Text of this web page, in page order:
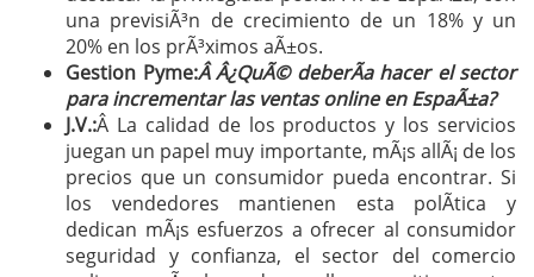
una previsiÃ³n de crecimiento de un 18% y un
20% en los prÃ³ximos aÃ±os.
Gestion Pyme:Â Â¿QuÃ© deberÃ­a hacer el sector
para incrementar las ventas online en EspaÃ±a?
J.V.:Â La calidad de los productos y los servicios
juegan un papel muy importante, mÃ¡s allÃ¡ de los
precios que un consumidor pueda encontrar. Si
los vendedores mantienen esta polÃ­tica y
dedican mÃ¡s esfuerzos a ofrecer al consumidor
seguridad y confianza, el sector del comercio